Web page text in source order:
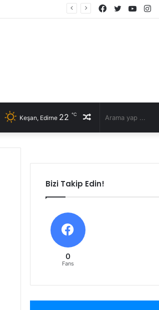
iki önemli talep Twitter
Facebook
Rastgele
Keşan, Edirne 22 ℃
Bizi Takip Edin!
0
Fans